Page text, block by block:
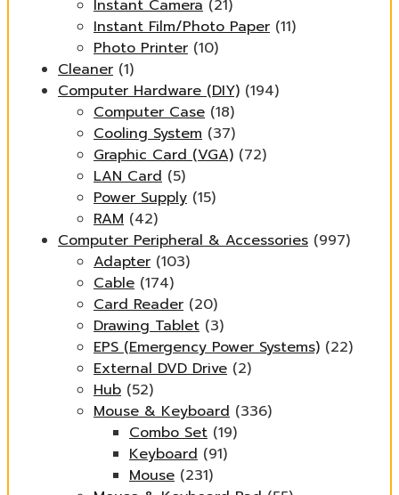
Instant Camera (21)
Instant Film/Photo Paper (11)
Photo Printer (10)
Cleaner (1)
Computer Hardware (DIY) (194)
Computer Case (18)
Cooling System (37)
Graphic Card (VGA) (72)
LAN Card (5)
Power Supply (15)
RAM (42)
Computer Peripheral & Accessories (997)
Adapter (103)
Cable (174)
Card Reader (20)
Drawing Tablet (3)
EPS (Emergency Power Systems) (22)
External DVD Drive (2)
Hub (52)
Mouse & Keyboard (336)
Combo Set (19)
Keyboard (91)
Mouse (231)